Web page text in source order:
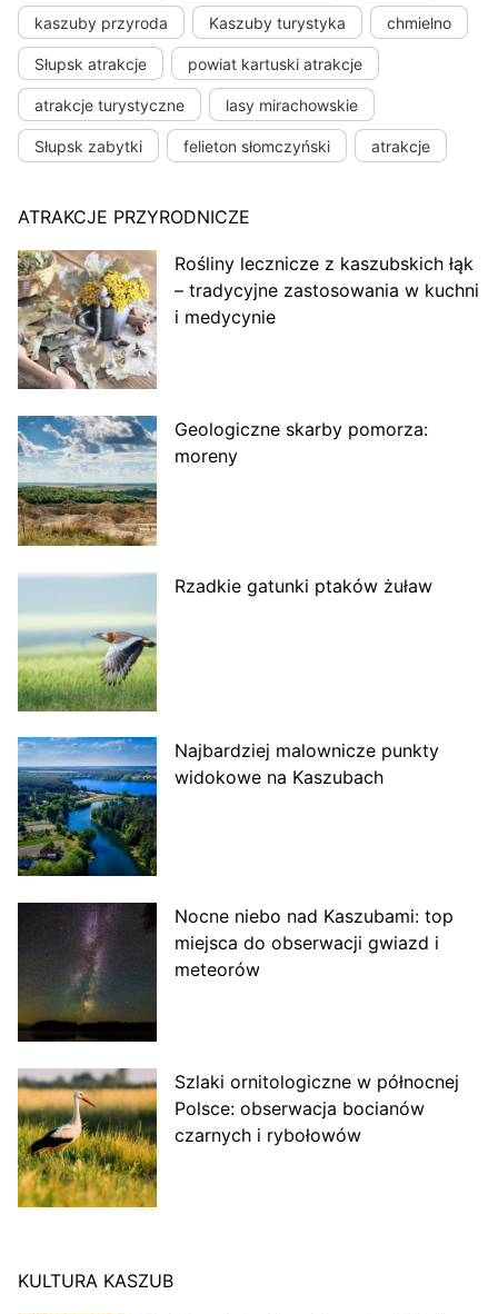
kaszuby przyroda Kaszuby turystyka chmielno
Słupsk atrakcje powiat kartuski atrakcje
atrakcje turystyczne lasy mirachowskie
Słupsk zabytki felieton słomczyński atrakcje
ATRAKCJE PRZYRODNICZE
Rośliny lecznicze z kaszubskich łąk
– tradycyjne zastosowania w kuchni
i medycynie
Geologiczne skarby pomorza:
moreny
Rzadkie gatunki ptaków żuław
Najbardziej malownicze punkty
widokowe na Kaszubach
Nocne niebo nad Kaszubami: top
miejsca do obserwacji gwiazd i
meteorów
Szlaki ornitologiczne w północnej
Polsce: obserwacja bocianów
czarnych i rybołowów
KULTURA KASZUB